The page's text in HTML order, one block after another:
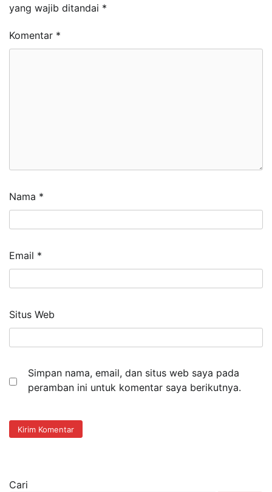
yang wajib ditandai *
Komentar *
Nama *
Email *
Situs Web
Simpan nama, email, dan situs web saya pada
peramban ini untuk komentar saya berikutnya.
Cari